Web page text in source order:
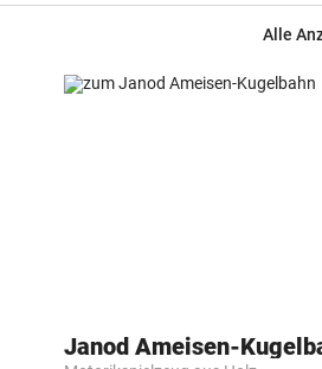
AM HEIMWEG vor 56
Begräbnis erhalten
Alle
Janod Ameisen-